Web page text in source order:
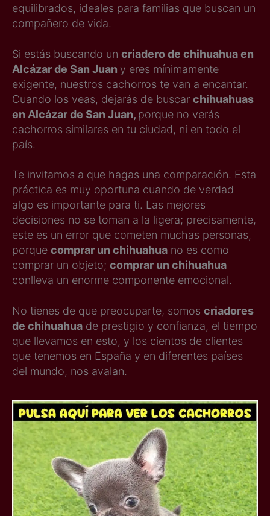
equilibrados, ideales para familias que buscan un
compañero de vida.
Si estás buscando un criadero de chihuahua en
Alcázar de San Juan y eres mínimamente
exigente, nuestros cachorros te van a encantar.
Cuando los veas, dejarás de buscar chihuahuas
en Alcázar de San Juan, porque no verás
cachorros similares en tu ciudad, ni en todo el
país.
Te invitamos a que hagas una comparación. Esta
práctica es muy oportuna cuando de verdad
algo es importante para ti. Las mejores
decisiones no se toman a la ligera; precisamente,
este es un error que cometen muchas personas,
porque comprar un chihuahua no es como
comprar un objeto; comprar un chihuahua
conlleva un enorme componente emocional.
No tienes de que preocuparte, somos criadores
de chihuahua de prestigio y confianza, el tiempo
que llevamos en esto, y los cientos de clientes
que tenemos en España y en diferentes países
del mundo, nos avalan.